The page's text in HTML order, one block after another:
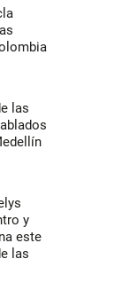
las
y
este
las